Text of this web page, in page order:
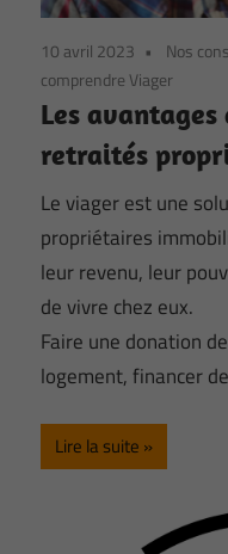
10 avril 2023 Nos
comprendre Viager
Les
retraités
Le viager est une
propriétaires
leur revenu, leur
de vivre chez eux.
Faire une donation
logement, financer
Lire la suite